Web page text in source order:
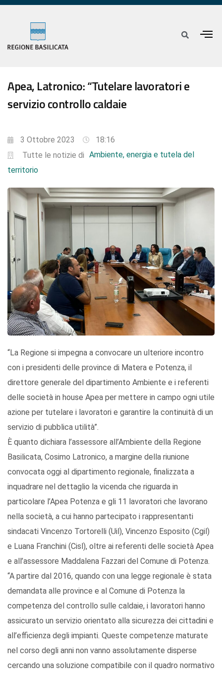
Apea, Latronico: “Tutelare lavoratori e
servizio controllo caldaie
3 Ottobre 2023
18:16
Tutte le notizie di Ambiente, energia e tutela del
territorio
“La Regione si impegna a convocare un ulteriore incontro
con i presidenti delle province di Matera e Potenza, il
direttore generale del dipartimento Ambiente e i referenti
delle società in house Apea per mettere in campo ogni utile
azione per tutelare i lavoratori e garantire la continuità di un
servizio di pubblica utilità”.
È quanto dichiara l’assessore all’Ambiente della Regione
Basilicata, Cosimo Latronico, a margine della riunione
convocata oggi al dipartimento regionale, finalizzata a
inquadrare nel dettaglio la vicenda che riguarda in
particolare l’Apea Potenza e gli 11 lavoratori che lavorano
nella società, a cui hanno partecipato i rappresentanti
sindacati Vincenzo Tortorelli (Uil), Vincenzo Esposito (Cgil)
e Luana Franchini (Cisl), oltre ai referenti delle società Apea
e all’assessore Maddalena Fazzari del Comune di Potenza.
“A partire dal 2016, quando con una legge regionale è stata
demandata alle province e al Comune di Potenza la
competenza del controllo sulle caldaie, i lavoratori hanno
assicurato un servizio orientato alla sicurezza dei cittadini e
all’efficienza degli impianti. Queste competenze maturate
nel corso degli anni non vanno assolutamente disperse
cercando una soluzione compatibile con il quadro normativo